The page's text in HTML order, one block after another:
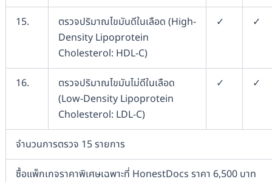
15.
ตรวจปริมาณไขมันดีในเลือด (High-
Density Lipoprotein
Cholesterol: HDL-C)
✓ ✓
16.
ตรวจปริมาณไขมันไม่ดีในเลือด
(Low-Density Lipoprotein
Cholesterol: LDL-C)
✓ ✓
จำนวนการตรวจ 15 รายการ
ซื้อแพ็กเกจราคาพิเศษเฉพาะที่ HonestDocs ราคา 6,500 บาท